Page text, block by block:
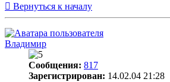
Вернуться к началу
Владимир
Сообщения: 817
Зарегистрирован: 14.02.04 21:28